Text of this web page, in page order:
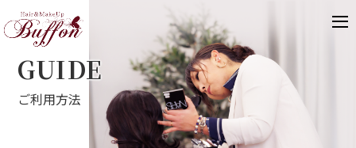
GUIDE
ご利用方法